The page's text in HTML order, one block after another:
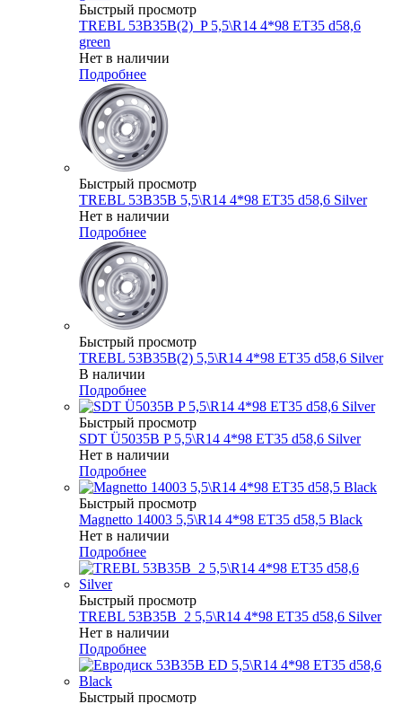
Быстрый просмотр
TREBL 53B35B(2)_P 5,5\R14 4*98 ET35 d58,6
green
Нет в наличии
Подробнее
Быстрый просмотр
TREBL 53B35B 5,5\R14 4*98 ET35 d58,6 Silver
Нет в наличии
Подробнее
Быстрый просмотр
TREBL 53B35B(2) 5,5\R14 4*98 ET35 d58,6 Silver
В наличии
Подробнее
Быстрый просмотр
SDT Ü5035B P 5,5\R14 4*98 ET35 d58,6 Silver
Нет в наличии
Подробнее
Быстрый просмотр
Magnetto 14003 5,5\R14 4*98 ET35 d58,5 Black
Нет в наличии
Подробнее
Быстрый просмотр
TREBL 53B35B_2 5,5\R14 4*98 ET35 d58,6 Silver
Нет в наличии
Подробнее
Быстрый просмотр